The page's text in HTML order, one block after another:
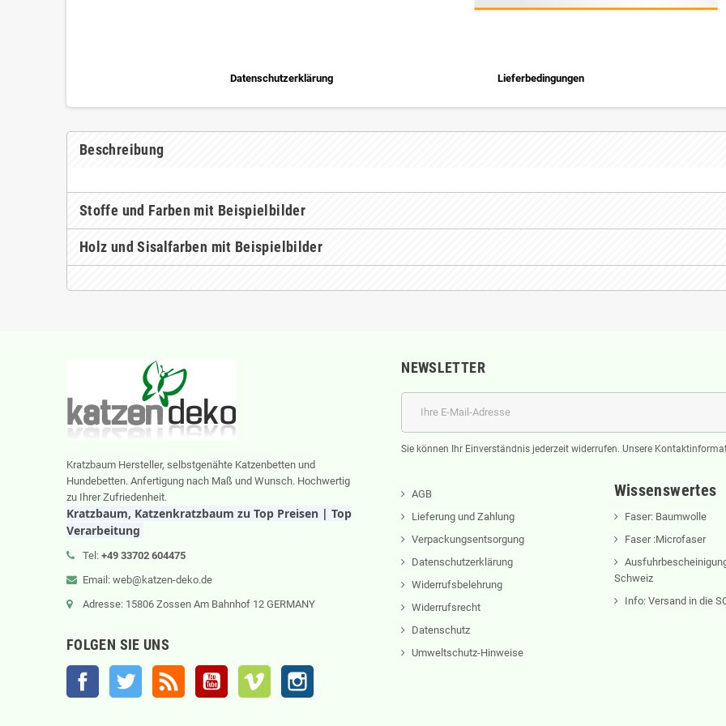
Datenschutzerklärung Lieferbedingungen
Beschreibung
Stoffe und Farben mit Beispielbilder
Holz und Sisalfarben mit Beispielbilder
Kratzbaum Hersteller, selbstgenähte Katzenbetten und
Hundebetten. Anfertigung nach Maß und Wunsch. Hochwertig
zu Ihrer Zufriedenheit.
Kratzbaum, Katzenkratzbaum zu Top Preisen | Top
Verarbeitung
Tel: +49 33702 604475
Email: web@katzen-deko.de
Adresse: 15806 Zossen Am Bahnhof 12 GERMANY
FOLGEN SIE UNS
Facebook Twitter RSS YouTube Vimeo
NEWSLETTER
Sie können Ihr Einverständnis jederzeit widerrufen. Unsere
AGB
Lieferung und Zahlung
Verpackungsentsorgung
Datenschutzerklärung
Widerrufsbelehrung
Widerrufsrecht
Datenschutz
Umweltschutz-Hinweise
Wissenswertes
Faser: Baumwolle
Faser :Microfaser
Schweiz
Info: Versand in die